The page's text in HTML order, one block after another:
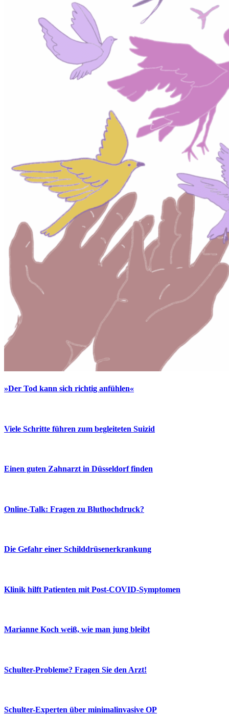
»Der Tod kann sich richtig anfühlen«
Viele Schritte führen zum begleiteten Suizid
Einen guten Zahnarzt in Düsseldorf finden
Online-Talk: Fragen zu Bluthochdruck?
Die Gefahr einer Schilddrüsenerkrankung
Klinik hilft Patienten mit Post-COVID-Symptomen
Marianne Koch weiß, wie man jung bleibt
Schulter-Probleme? Fragen Sie den Arzt!
Schulter-Experten über minimalinvasive OP